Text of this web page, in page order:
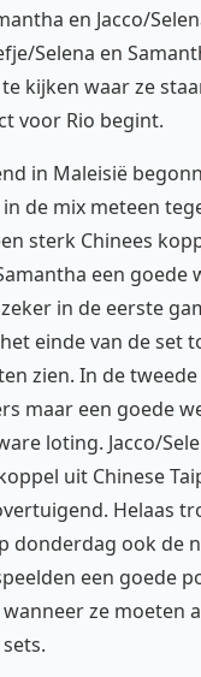
en Jacco/
Selena en
kijken waar ze
voor Rio begint.
in Maleisië
de mix meteen
sterk Chinees
een goede
in de eerste
einde van de set
zien. In de
maar een goede
loting. Jacco/
uit Chinese
Helaas
donderdag ook de
een goede
ze moeten